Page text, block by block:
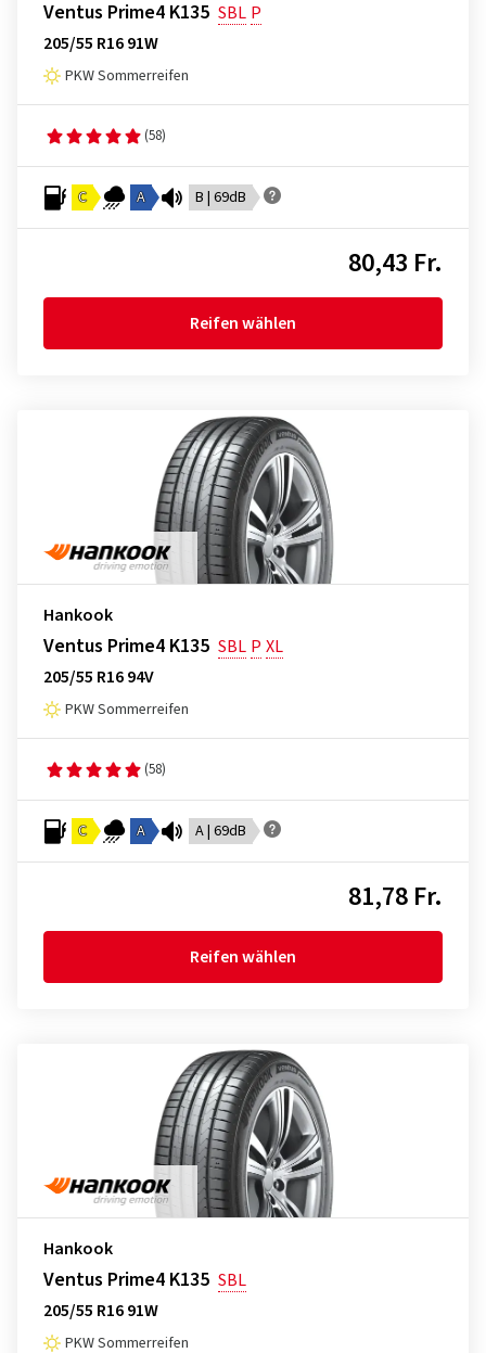
Ventus Prime4 K135 SBL P
205/55 R16 91W
PKW Sommerreifen
(58)
C A B | 69dB
80,43 Fr.
Reifen wählen
Hankook
Ventus Prime4 K135 SBL P XL
205/55 R16 94V
PKW Sommerreifen
(58)
C A A | 69dB
81,78 Fr.
Reifen wählen
Hankook
Ventus Prime4 K135 SBL
205/55 R16 91W
PKW Sommerreifen